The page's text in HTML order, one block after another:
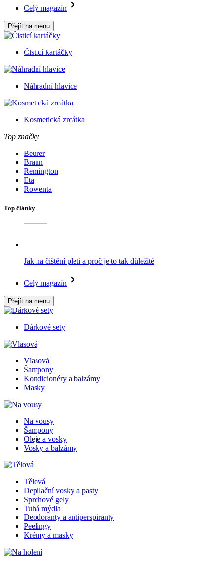
Celý magazín
Přejít na menu
Čisticí kartáčky
Náhradní hlavice
Kosmetická zrcátka
Top značky
Beurer
Braun
Remington
Eta
Rowenta
Top články
Jak na čištění pleti a proč je to tak důležité
Celý magazín
Přejít na menu
Dárkové sety
Vlasová
Šampony
Kondicionéry a balzámy
Masky
Na vousy
Šampony
Oleje a vosky
Vosky a balzámy
Tělová
Depilační vosky a pasty
Sprchové gely
Tuhá mýdla
Deodoranty a antiperspiranty
Peelingy
Krémy a masky